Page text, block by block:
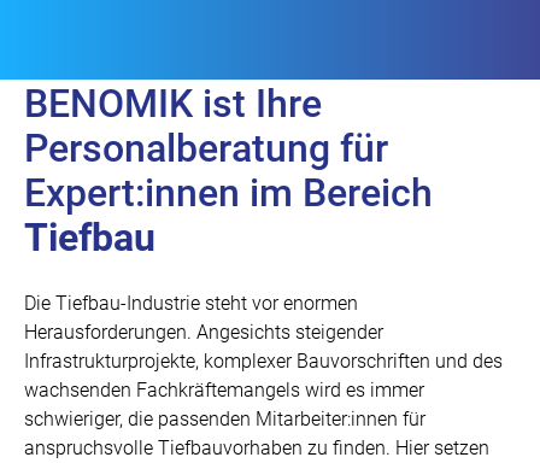
BENOMIK ist Ihre
Personalberatung für
Expert:innen im Bereich
Tiefbau
Die Tiefbau-Industrie steht vor enormen
Herausforderungen. Angesichts steigender
Infrastrukturprojekte, komplexer Bauvorschriften und des
wachsenden Fachkräftemangels wird es immer
schwieriger, die passenden Mitarbeiter:innen für
anspruchsvolle Tiefbauvorhaben zu finden. Hier setzen